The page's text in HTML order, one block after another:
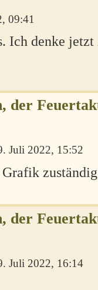
09:41
Ich denke jetzt
der
Juli 2022, 15:52
zuständig
der
Juli 2022, 16:14